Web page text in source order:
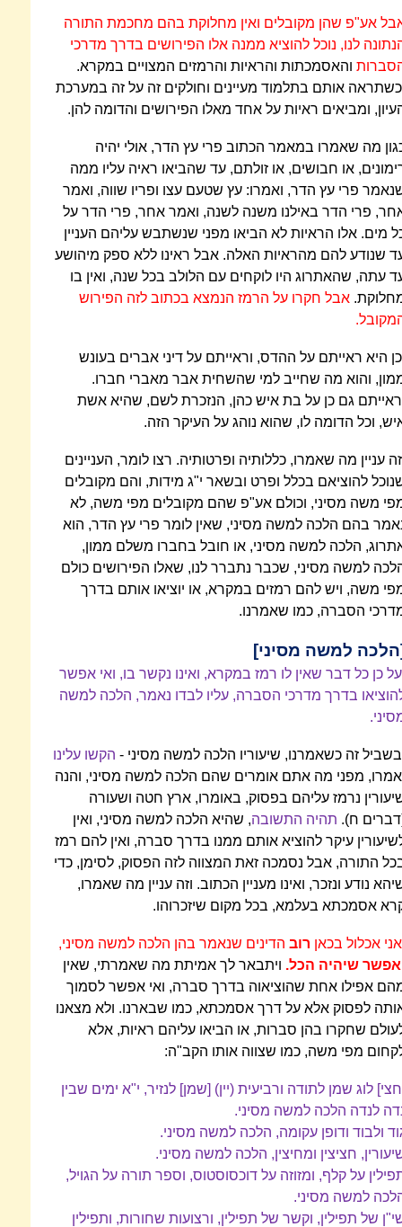
אע"פ שהן מקובלים ואין מחלוקת בהם מחכמת התורה
לנו, נוכל להוציא ממנה אלו הפירושים בדרך מדרכי
והאסמכתות והראיות והרמזים המצויים במקרא.
אותם בתלמוד מעיינים וחולקים זה על זה במערכת
ומביאים ראיות על אחד מאלו הפירושים והדומה להן.
מה שאמרו במאמר הכתוב פרי עץ הדר, אולי יהיה
או חבושים, או זולתם, עד שהביאו ראיה עליו ממה
פרי עץ הדר, ואמרו: עץ שטעם עצו ופריו שווה, ואמר
פרי הדר באילנו משנה לשנה, ואמר אחר, פרי הדר על
מים. אלו הראיות לא הביאו מפני שנשתבש עליהם העניין
שנודע להם מהראיות האלה. אבל ראינו ללא ספק מיהושע
עתה, שהאתרוג היו לוקחים עם הלולב בכל שנה, ואין בו
אבל חקרו על הרמז הנמצא בכתוב לזה הפירוש
היא ראייתם על ההדס, וראייתם על דיני אברים בעונש
והוא מה שחייב למי שהשחית אבר מאברי חברו.
גם כן על בת איש כהן, הנזכרת לשם, שהיא אשת
וכל הדומה לו, שהוא נוהג על העיקר הזה.
עניין מה שאמרו, כללותיה ופרטותיה. רצו לומר, העניינים
להוציאם בכלל ופרט ובשאר י"ג מידות, והם מקובלים
משה מסיני, וכולם אע"פ שהם מקובלים מפי משה, לא
בהם הלכה למשה מסיני, שאין לומר פרי עץ הדר, הוא
הלכה למשה מסיני, או חובל בחברו משלם ממון,
למשה מסיני, שכבר נתברר לנו, שאלו הפירושים כולם
משה, ויש להם רמזים במקרא, או יוציאו אותם בדרך
הסברה, כמו שאמרנו.
למשה מסיני]
כן כל דבר שאין לו רמז במקרא, ואינו נקשר בו, ואי אפשר
בדרך מדרכי הסברה, עליו לבדו נאמר, הלכה למשה
זה כשאמרנו, שיעוריו הלכה למשה מסיני - הקשו עלינו
מפני מה אתם אומרים שהם הלכה למשה מסיני, והנה
נרמז עליהם בפסוק, באומרו, ארץ חטה ושעורה
ח). תהיה התשובה, שהיא הלכה למשה מסיני, ואין
עיקר להוציא אותם ממנו בדרך סברה, ואין להם רמז
התורה, אבל נסמכה זאת המצווה לזה הפסוק, לסימן, כדי
נודע ונזכר, ואינו מעניין הכתוב. וזה עניין מה שאמרו,
אסמכתא בעלמא, בכל מקום שיזכרוהו.
אכלול בכאן רוב הדינים שנאמר בהן הלכה למשה מסיני,
שיהיה הכל. ויתבאר לך אמיתת מה שאמרתי, שאין
אפילו אחת שהוציאוה בדרך סברה, ואי אפשר לסמוך
לפסוק אלא על דרך אסמכתא, כמו שבארנו. ולא מצאנו
שחקרו בהן סברות, או הביאו עליהם ראיות, אלא
מפי משה, כמו שצווה אותו הקב"ה:
לוג שמן לתודה ורביעית (יין) [שמן] לנזיר, י"א ימים שבין
לנדה הלכה למשה מסיני.
ולבוד ודופן עקומה, הלכה למשה מסיני.
חציצין ומחיצין, הלכה למשה מסיני.
על קלף, ומזוזה על דוכסוסטוס, וספר תורה על הגויל,
למשה מסיני.
של תפילין, וקשר של תפילין, ורצועות שחורות, ותפילין